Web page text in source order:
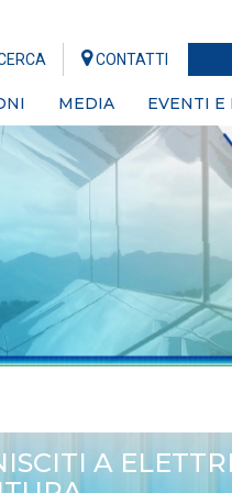
CONTATTI
MEDIA EVENTI E
A